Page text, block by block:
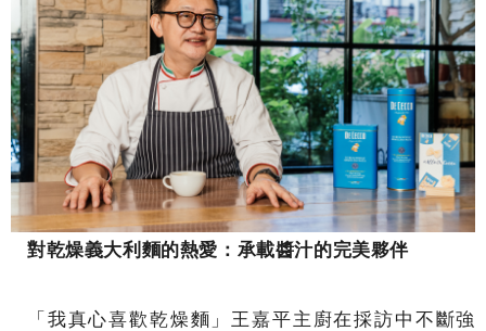
對乾燥義大利麵的熱愛：承載醬汁的完美夥伴
「我真心喜歡乾燥麵」王嘉平主廚在採訪中不斷強